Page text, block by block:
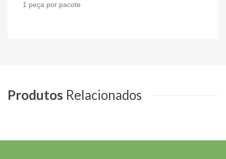
1 peça por pacote
Produtos Relacionados